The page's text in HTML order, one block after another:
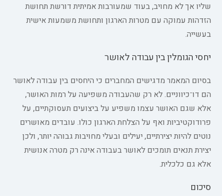
שליו אך לא מחויב, בעוד שמעורבות אמיתית דורשת תחושת
הזדהות עמוקה עם מטרות הארגון ותחושת משמעות אישית
בעשייה.
יחסי הגומלין בין עבודה לאושר
בסיום המאמר מדגישים המחברים כי היחסים בין עבודה לאושר
הם דו־כיווניים. לא רק שהעבודה משפיעה על רמות האושר,
אלא שגם האושר עצמו משפיע על ביצועים תעסוקתיים, על
פרודוקטיביות ואף על הצלחת הארגון כולו. עובדים מאושרים
נוטים להיות יצירתיים, יעילים ובעלי מחויבות גבוהה יותר, ולכן
יצירת תנאים תומכים לאושר בעבודה אינה רק מטרה אנושית
אלא גם כלכלית.
סיכום